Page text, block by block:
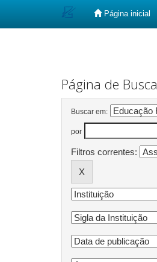
Página inicial
Página de Busca
Buscar em:
por
Filtros correntes: